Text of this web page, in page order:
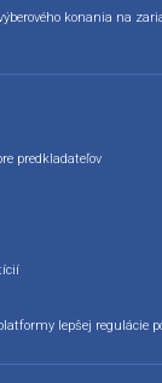
konania na
predkladateľov
lepšej regulácie